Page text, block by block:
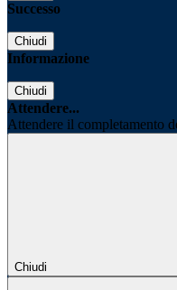
Successo
Chiudi
Informazione
Chiudi
Attendere...
Attendere il completamento
Chiudi